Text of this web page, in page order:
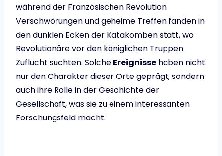
während der Französischen Revolution.
Verschwörungen und geheime Treffen fanden in
den dunklen Ecken der Katakomben statt, wo
Revolutionäre vor den königlichen Truppen
Zuflucht suchten. Solche Ereignisse haben nicht
nur den Charakter dieser Orte geprägt, sondern
auch ihre Rolle in der Geschichte der
Gesellschaft, was sie zu einem interessanten
Forschungsfeld macht.